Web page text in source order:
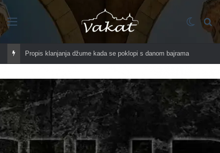
Propis klanjanja džume kada se poklopi s danom bajrama